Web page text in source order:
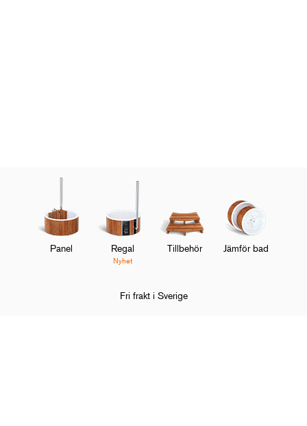
Panel Regal
Nyhet
Tillbehör Jämför bad
Fri frakt i Sverige